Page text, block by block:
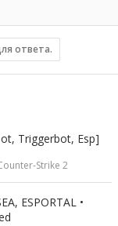
ответа.
Triggerbot, Esp]
Strike 2
ESPORTAL •